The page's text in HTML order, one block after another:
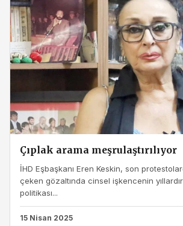
Çıplak arama meşrulaştırılıyor
İHD Eşbaşkanı Eren Keskin, son
çeken gözaltında cinsel işkencenin
politikası...
15 Nisan 2025